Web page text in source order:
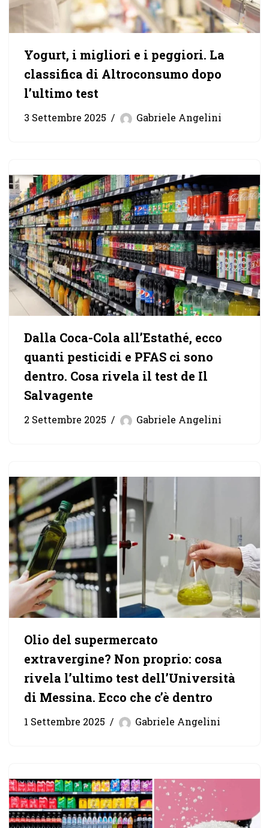
Yogurt, i migliori e i peggiori. La
classifica di Altroconsumo dopo
l’ultimo test
3 Settembre 2025 Gabriele Angelini
Dalla Coca-Cola all’Estathé, ecco
quanti pesticidi e PFAS ci sono
dentro. Cosa rivela il test de Il
Salvagente
2 Settembre 2025 Gabriele Angelini
Olio del supermercato
extravergine? Non proprio: cosa
rivela l’ultimo test dell’Università
di Messina. Ecco che c’è dentro
1 Settembre 2025 Gabriele Angelini